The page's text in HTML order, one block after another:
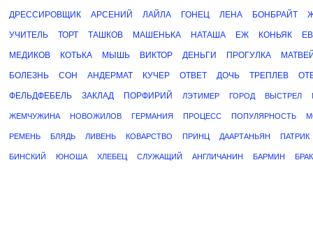
ДРЕССИРОВЩИК АРСЕНИЙ ЛАЙЛА ГОНЕЦ ЛЕНА БОНБРАЙТ
УЧИТЕЛЬ ТОРТ ТАШКОВ МАШЕНЬКА НАТАША ЕЖ КОНЬЯК
МЕДИКОВ КОТЬКА МЫШЬ ВИКТОР ДЕНЬГИ ПРОГУЛКА
БОЛЕЗНЬ СОН АНДЕРМАТ КУЧЕР ОТВЕТ ДОЧЬ ТРЕПЛЕВ
ФЕЛЬДФЕБЕЛЬ ЗАКЛАД ПОРФИРИЙ ЛЭТИМЕР ГОРОД ВЫСТРЕЛ
ЖЕМЧУЖИНА НОВОЖИЛОВ ГЕРМАНИЯ ПРОЦЕСС ПОПУЛЯРНОСТЬ
РЕМЕНЬ БЛЯДЬ ЛИВЕНЬ КОВАРСТВО ПРИНЦ ДААРТАНЬЯН ПАТРИК
БИНСКИЙ ЮНОША ХЛЕБЕЦ СЛУЖАЩИЙ АНГЛИЧАНИН БАРМИН БРАК